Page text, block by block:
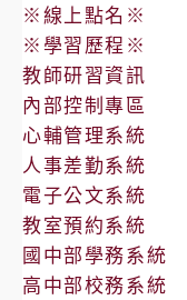
※線上點名※
※學習歷程※
教師研習資訊
內部控制專區
心輔管理系統
人事差勤系統
電子公文系統
教室預約系統
國中部學務系統
高中部校務系統